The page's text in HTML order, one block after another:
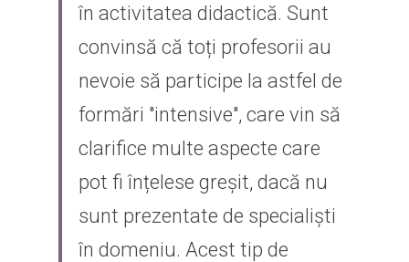
în activitatea didactică. Sunt
convinsă că toți profesorii au
nevoie să participe la astfel de
formări "intensive", care vin să
clarifice multe aspecte care
pot fi înțelese greșit, dacă nu
sunt prezentate de specialiști
în domeniu. Acest tip de